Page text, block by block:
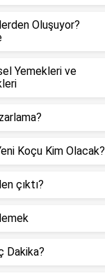
Oluşuyor?
Yemekleri ve
Koçu Kim Olacak?
çıktı?
Dakika?